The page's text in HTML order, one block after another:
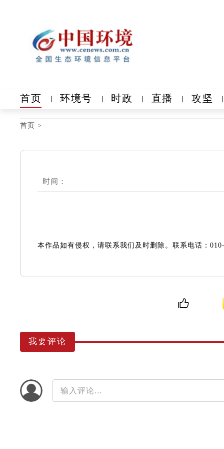
首页 环境号 时政 直播 攻坚
首页 >
时间：
本作品如有侵权，请联系我们及时删除。联系电话：
我要评论